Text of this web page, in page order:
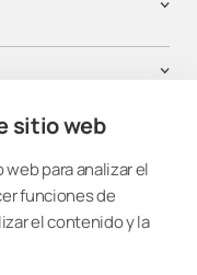
sitio web
para analizar el
funciones de
el contenido y la